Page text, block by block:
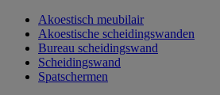
Akoestisch meubilair
Akoestische scheidingswanden
Bureau scheidingswand
Scheidingswand
Spatschermen